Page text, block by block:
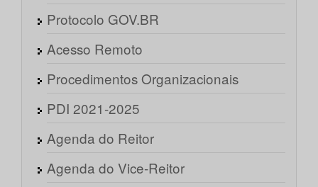
Protocolo GOV.BR
Acesso Remoto
Procedimentos Organizacionais
PDI 2021-2025
Agenda do Reitor
Agenda do Vice-Reitor